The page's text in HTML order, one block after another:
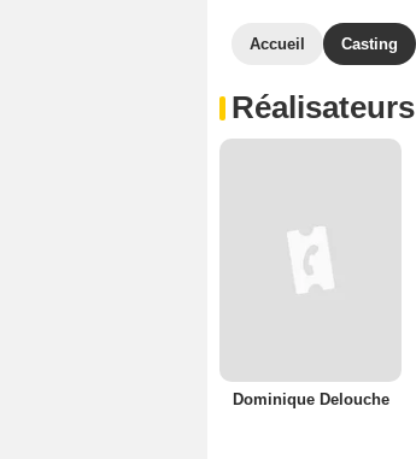
Accueil Casting
Réalisateurs
Dominique Delouche